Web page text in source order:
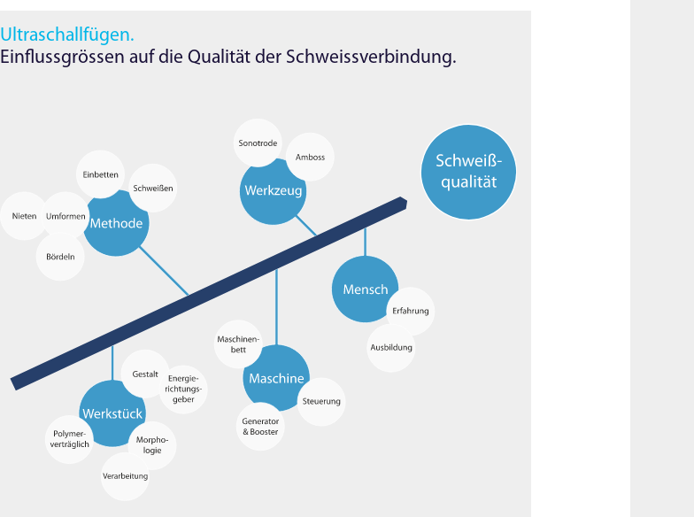
Ultraschallfügen.
Einflussgrössen auf die Qualität der Schweissverbindung.